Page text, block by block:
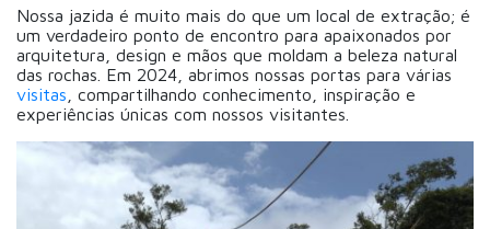
Nossa jazida é muito mais do que um local de extração; é
um verdadeiro ponto de encontro para apaixonados por
arquitetura, design e mãos que moldam a beleza natural
das rochas. Em 2024, abrimos nossas portas para várias
visitas , compartilhando conhecimento, inspiração e
experiências únicas com nossos visitantes.